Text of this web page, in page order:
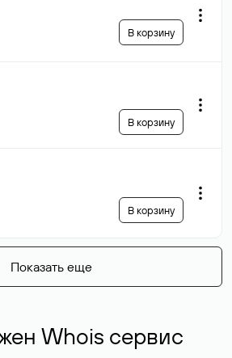
В корзину
В корзину
В корзину
Показать еще
Whois сервис